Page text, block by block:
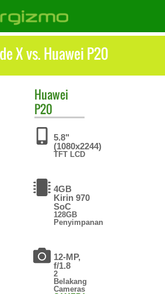
X vs. Huawei P20
Huawei
P20
5.8"
(1080x2244)
TFT LCD
4GB
Kirin 970
SoC
128GB
Penyimpanan
12-MP,
f/1.8
2
Belakang
Cameras